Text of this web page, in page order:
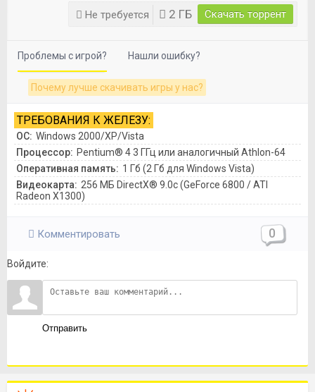
Не требуется 2 ГБ Скачать торрент
Проблемы с игрой? Нашли ошибку?
Почему лучше скачивать игры у нас?
ТРЕБОВАНИЯ К ЖЕЛЕЗУ:
ОС: Windows 2000/XP/Vista
Процессор: Pentium® 4 3 ГГц или аналогичный Athlon-64
Оперативная память: 1 Гб (2 Гб для Windows Vista)
Видеокарта: 256 МБ DirectX® 9.0c (GeForce 6800 / ATI
Radeon X1300)
Комментировать 0
Войдите:
Отправить